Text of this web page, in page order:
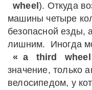
wheel ). Откуда
машины четыре
безопасной езды,
лишним. Иногда
« a third wheel
значение, только
велосипедом, у